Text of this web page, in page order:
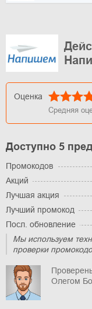
Оценка
Средняя
Доступно 5
Промокодов
Акций
Лучшая акция
Лучший промокод
Посл. обновление
Мы используем
проверки
Олегом